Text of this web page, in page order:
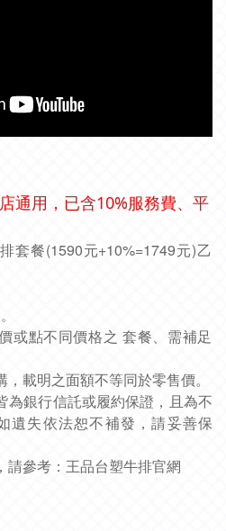
通用，已含10%服務費、平
套餐(1590元+10%=1749元)乙
或點不同價格之 套餐、需補足
載明之面額不等同於零售價。
為銀行信託或履約保證，且為不
遺失依法恕不補發，請妥善保
參考： 王品台塑牛排官網